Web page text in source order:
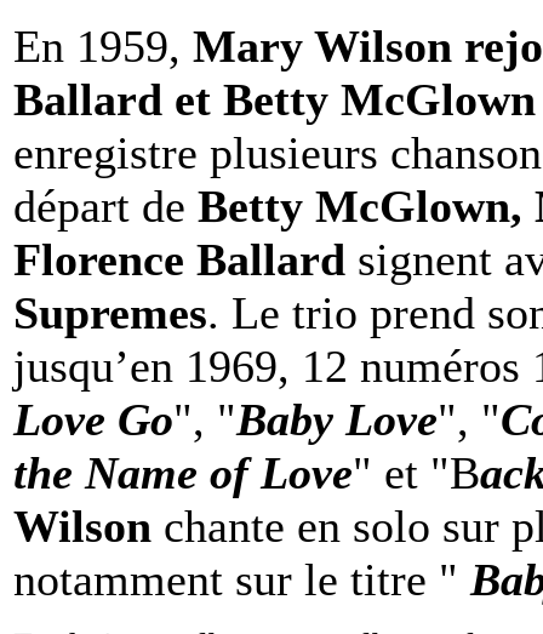
En 1959, Mary Wilson
Ballard et Betty McGlown
enregistre plusieurs
départ de Betty McGlown,
Florence Ballard signent
Supremes. Le trio prend
jusqu’en 1969, 12
Love Go", "Baby Love", "
the Name of Love" et "B
Wilson chante en solo sur
notamment sur le titre "